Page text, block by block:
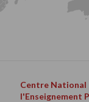
Centre National
l'Enseignement